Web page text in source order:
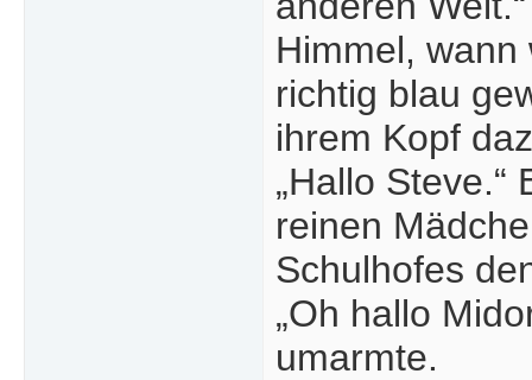
Himmel,
richtig blau
ihrem Kopf
„Hallo
reinen
Schulhofes
„Oh hallo
umarmte.